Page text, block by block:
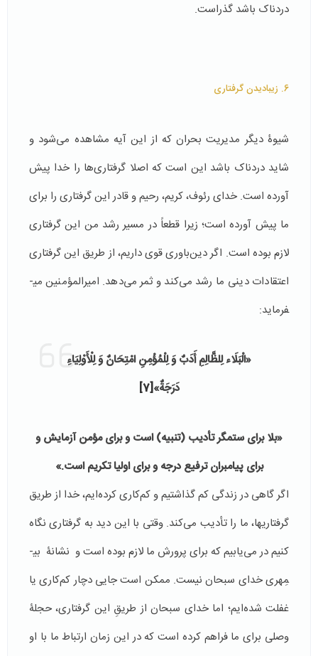
دردناک باشد گذراست.
6. زیبادیدن گرفتاری
شیوۀ دیگر مدیریت بحران که از این آیه مشاهده می­‌شود و
شاید دردناک باشد این است که اصلا گرفتاری‌ها را خدا پیش
آورده است. خدای رئوف، کریم، رحیم و قادر این گرفتاری را برای
ما پیش آورده است؛ زیرا قطعاً در مسیر رشد من این گرفتاری
لازم بوده است. اگر دین‌باوری قوی داریم، از طریق این گرفتاری
اعتقادات دینی ما رشد می‌کند و ثمر می‌دهد. امیرالمؤمنین می­
فرماید:
«الْبَلَاء لِلظَّالِمِ أَدَبٌ وَ لِلْمُؤْمِنِ امْتِحَانٌ وَ لِلْأَوْلِيَاءِ
دَرَجَةٌ»[7]
«بلا براى ستمگر تأديب (تنبيه) است و براى مؤمن آزمايش و
براى پيامبران ترفيع درجه و براى اوليا تكريم است.»
اگر گاهی در زندگی کم گذاشتیم و کم‌کاری کرده­‌ایم، خدا از طریق
گرفتاری­ها، ما را تأدیب می‌کند. وقتی با این دید به گرفتاری نگاه
کنیم در می‌یابیم که برای پرورش ما لازم بوده است و نشانۀ بی­
مِهری خدای سبحان نیست. ممکن است جایی دچار کم‌کاری یا
غفلت شده‌ایم؛ اما خدای سبحان از طریقِ این گرفتاری، حجلۀ
وصلی برای ما فراهم کرده است که در این زمان ارتباط ما با او